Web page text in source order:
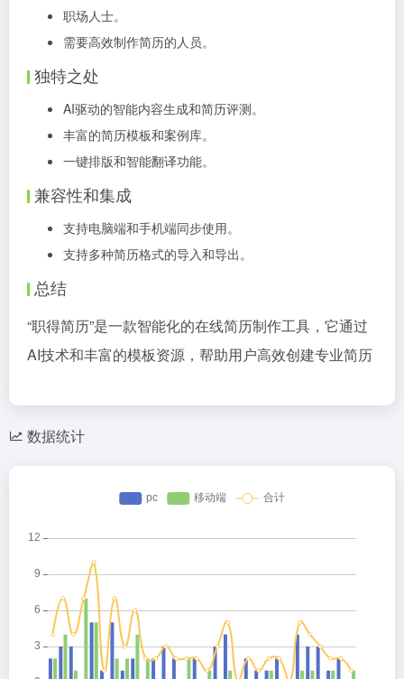
职场人士。
需要高效制作简历的人员。
独特之处
AI驱动的智能内容生成和简历评测。
丰富的简历模板和案例库。
一键排版和智能翻译功能。
兼容性和集成
支持电脑端和手机端同步使用。
支持多种简历格式的导入和导出。
总结
“职得简历”是一款智能化的在线简历制作工具，它通过
AI技术和丰富的模板资源，帮助用户高效创建专业简历
数据统计